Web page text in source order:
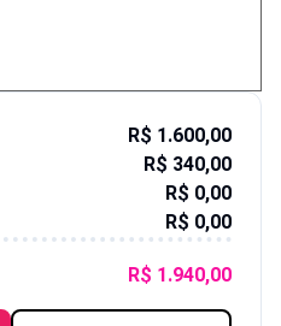
R$ 1.600,00
R$ 340,00
R$ 0,00
R$ 0,00
R$ 1.940,00